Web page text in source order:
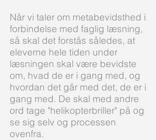
Når vi taler om metabevidsthed i
forbindelse med faglig læsning,
så skal det forstås således, at
eleverne hele tiden under
læsningen skal være bevidste
om, hvad de er i gang med, og
hvordan det går med det, de er i
gang med. De skal med andre
ord tage "helikopterbriller" på og
se sig selv og processen
ovenfra.